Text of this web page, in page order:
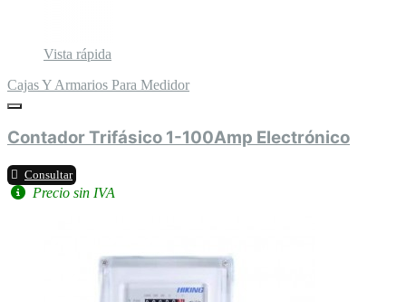
Vista rápida
Cajas Y Armarios Para Medidor
Contador Trifásico 1-100Amp Electrónico
Consultar
Precio sin IVA